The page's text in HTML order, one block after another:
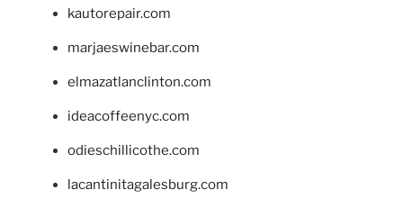
kautorepair.com
marjaeswinebar.com
elmazatlanclinton.com
ideacoffeenyc.com
odieschillicothe.com
lacantinitagalesburg.com